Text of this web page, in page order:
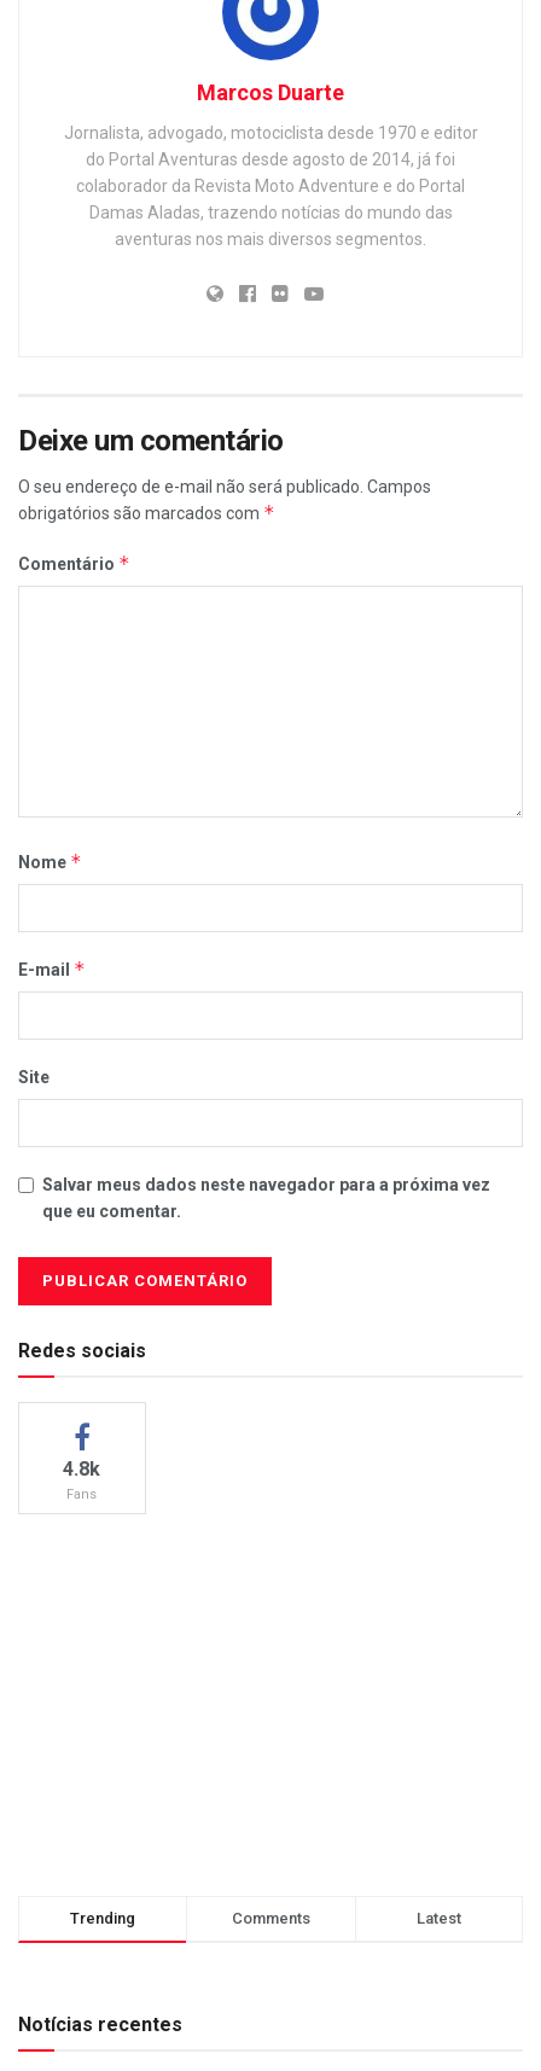
Marcos Duarte
Jornalista, advogado, motociclista desde 1970 e editor
do Portal Aventuras desde agosto de 2014, já foi
colaborador da Revista Moto Adventure e do Portal
Damas Aladas, trazendo notícias do mundo das
aventuras nos mais diversos segmentos.
Deixe um comentário
O seu endereço de e-mail não será publicado. Campos
obrigatórios são marcados com *
Comentário *
Nome *
E-mail *
Site
Salvar meus dados neste navegador para a próxima vez
que eu comentar.
Redes sociais
4.8k
Fans
Trending Comments Latest
Notícias recentes